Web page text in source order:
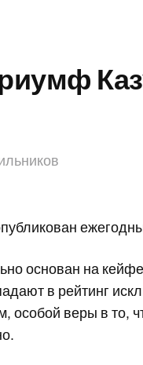
основан на
в рейтинг
особой веры в то,